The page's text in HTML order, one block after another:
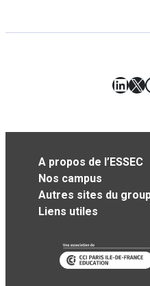
X
A propos de l’ESSEC
Nos campus
Autres sites du
Liens utiles